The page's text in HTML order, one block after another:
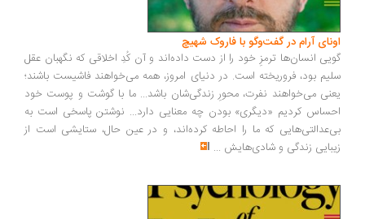
آرام در گفت‌وگو با فاروک شهیچ‭
انسان‌ها ترمزِ خود را از دست داده‌اند و آن کُدِ اخلاقی که نگهبان عقل
بود، فروریخته است. در دنیای امروز، همه می‌خواهند فاشیست باشند؛
می‌خواهند نفرت، محورِ زندگی‌شان باشد... ما با گوشت و پوست خود
کردیم «دیگری» بودن چه معنایی دارد... نوشتن پاسخی است به
که ما را احاطه کرده‌اند، و در عین حال، ستایشی است از
زندگی و شادی‌هایش...